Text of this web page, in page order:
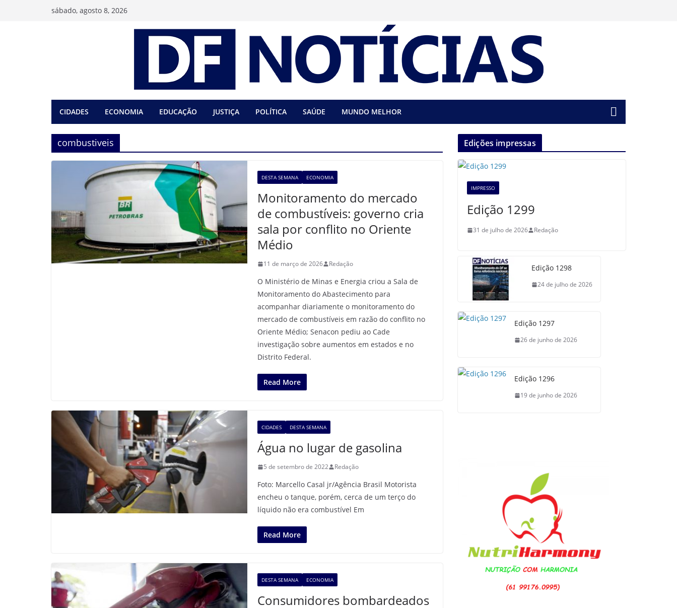
sábado, agosto 8, 2026
CIDADES ECONOMIA EDUCAÇÃO JUSTIÇA POLÍTICA SAÚDE MUNDO MELHOR
combustiveis
DESTA SEMANA ECONOMIA
Monitoramento do mercado
de combustíveis: governo cria
sala por conflito no Oriente
Médio
11 de março de 2026 Redação
O Ministério de Minas e Energia criou a Sala de
Monitoramento do Abastecimento para
acompanhar diariamente o monitoramento do
mercado de combustíveis em razão do conflito no
Oriente Médio; Senacon pediu ao Cade
investigação sobre aumentos em estados e no
Distrito Federal.
Read More
CIDADES DESTA SEMANA
Água no lugar de gasolina
5 de setembro de 2022 Redação
Foto: Marcello Casal jr/Agência Brasil Motorista
encheu o tanque, porém, cerca de um terço do
líquido não era combustível Em
Read More
DESTA SEMANA ECONOMIA
Consumidores bombardeados
Edições impressas
IMPRESSO
Edição 1299
31 de julho de 2026 Redação
Edição 1298
24 de julho de 2026
Edição 1297
26 de junho de 2026
Edição 1296
19 de junho de 2026